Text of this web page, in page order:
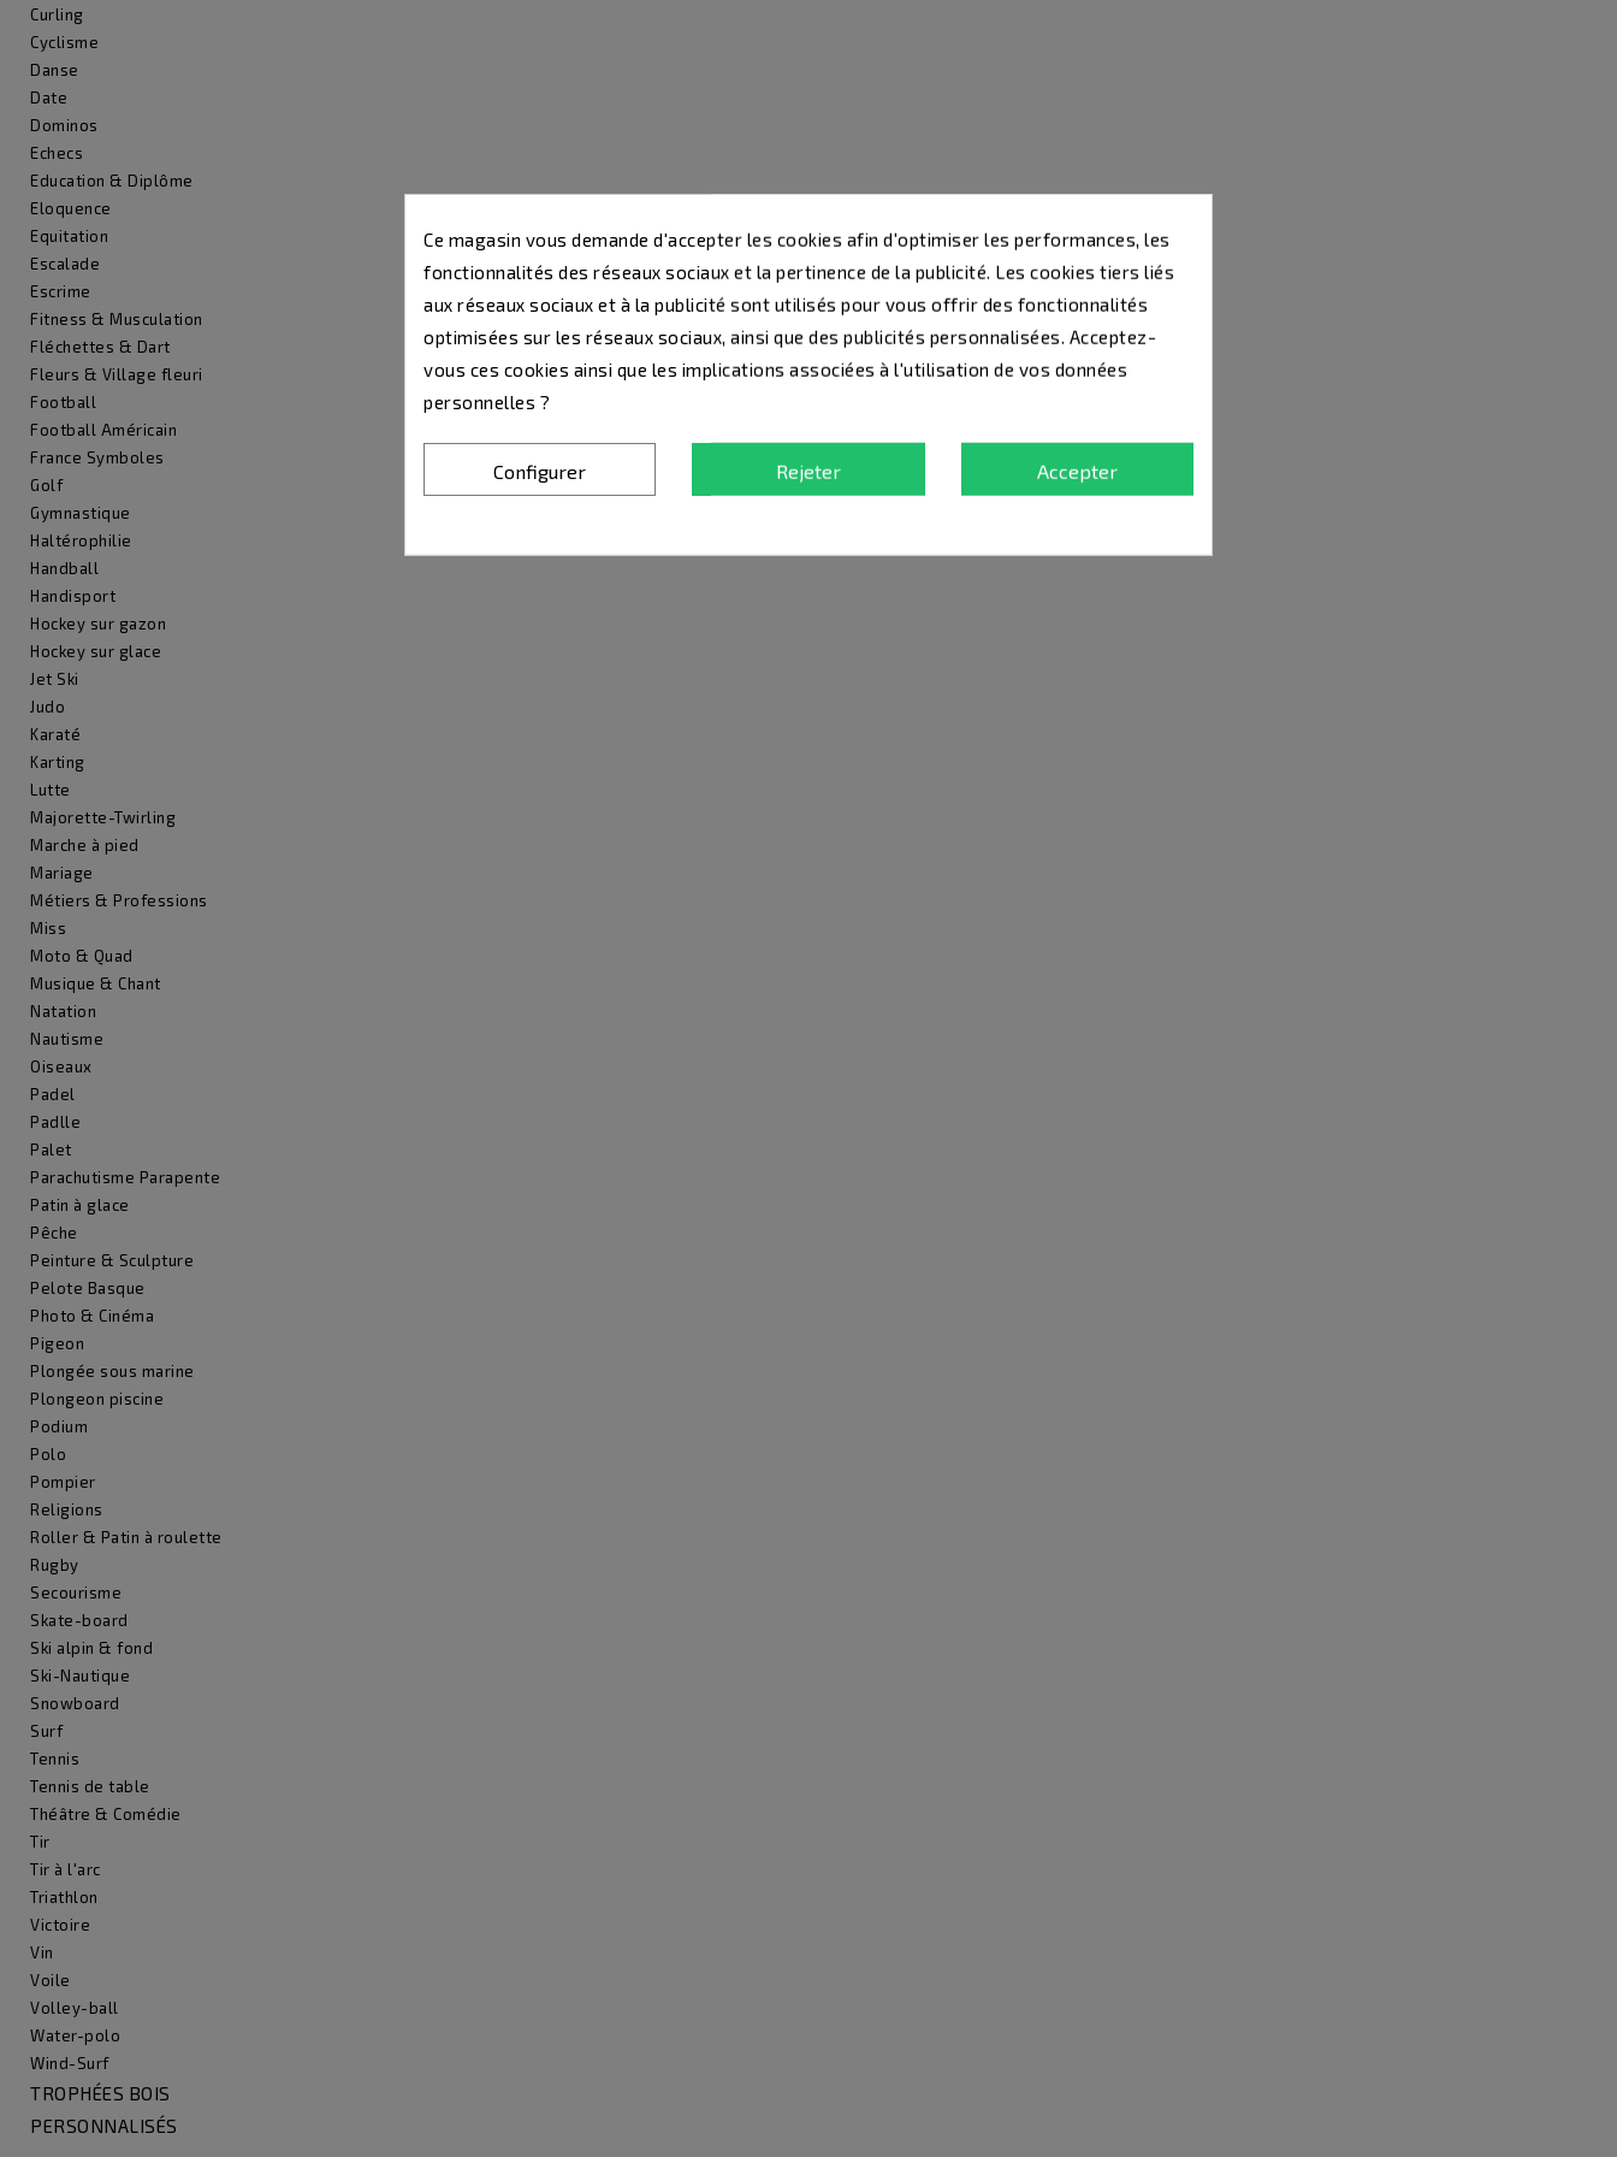
Curling
Cyclisme
Danse
Date
Dominos
Echecs
Education & Diplôme
Eloquence
Equitation
Escalade
Escrime
Fitness & Musculation
Fléchettes & Dart
Fleurs & Village fleuri
Football
Football Américain
France Symboles
Golf
Gymnastique
Haltérophilie
Handball
Handisport
Hockey sur gazon
Hockey sur glace
Jet Ski
Judo
Karaté
Karting
Lutte
Majorette-Twirling
Marche à pied
Mariage
Métiers & Professions
Miss
Moto & Quad
Musique & Chant
Natation
Nautisme
Oiseaux
Padel
Padlle
Palet
Parachutisme Parapente
Patin à glace
Pêche
Peinture & Sculpture
Pelote Basque
Photo & Cinéma
Pigeon
Plongée sous marine
Plongeon piscine
Podium
Polo
Pompier
Religions
Roller & Patin à roulette
Rugby
Secourisme
Skate-board
Ski alpin & fond
Ski-Nautique
Snowboard
Surf
Tennis
Tennis de table
Théâtre & Comédie
Tir
Tir à l'arc
Triathlon
Victoire
Vin
Voile
Volley-ball
Water-polo
Wind-Surf
TROPHÉES BOIS
PERSONNALISÉS
Ce magasin vous demande d'accepter les cookies afin d'optimiser les performances, les
fonctionnalités des réseaux sociaux et la pertinence de la publicité. Les cookies tiers liés
aux réseaux sociaux et à la publicité sont utilisés pour vous offrir des fonctionnalités
optimisées sur les réseaux sociaux, ainsi que des publicités personnalisées. Acceptez-
vous ces cookies ainsi que les implications associées à l'utilisation de vos données
personnelles ?
Configurer Rejeter Accepter